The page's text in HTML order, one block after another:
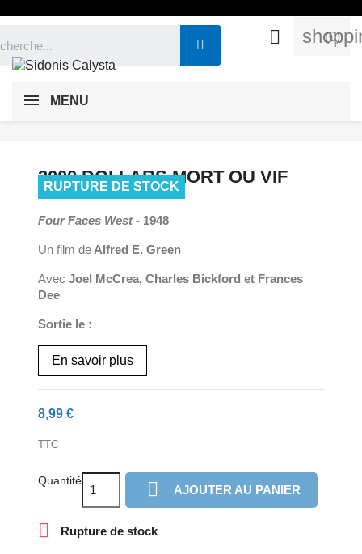
 (0)
MENU
RUPTURE DE STOCK
3000 DOLLARS MORT OU VIF
Four Faces West- 1948
Un film de Alfred E. Green
Avec Joel McCrea, Charles Bickford et Frances
Dee
Sortie le :
En savoir plus
8,99 €
TTC
Quantité  AJOUTER AU PANIER
 Rupture de stock